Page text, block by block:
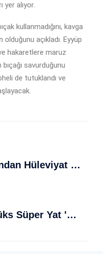
yer alıyor.
kullanmadığını, kavga
olduğunu açıkladı. Eyyüp
hakaretlere maruz
bıçağı savurduğunu
de tutuklandı ve
Hayırsever İş İnsanından Hüleviyat Yatırımı! Fethiye Eğitimine Dev Destek
Muğla Bodrum'da Lüks Süper Yat 'Golden Odyssey' Demirledi